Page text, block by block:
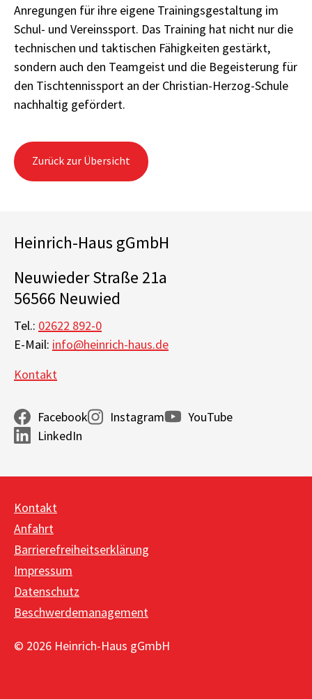
Anregungen für ihre eigene Trainingsgestaltung im
Schul- und Vereinssport. Das Training hat nicht nur die
technischen und taktischen Fähigkeiten gestärkt,
sondern auch den Teamgeist und die Begeisterung für
den Tischtennissport an der Christian-Herzog-Schule
nachhaltig gefördert.
Zurück zur Übersicht
Heinrich-Haus gGmbH
Neuwieder Straße 21a
56566 Neuwied
Tel.: 02622 892-0
E-Mail: info@heinrich-haus.de
Kontakt
Facebook Instagram
YouTube
LinkedIn
Kontakt
Anfahrt
Barrierefreiheitserklärung
Impressum
Datenschutz
Beschwerdemanagement
© 2026 Heinrich-Haus gGmbH